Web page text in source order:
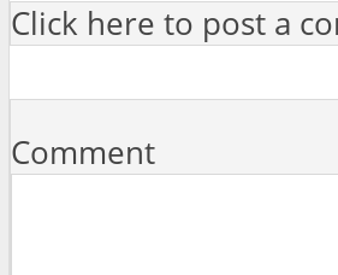
Click here to post a
Comment